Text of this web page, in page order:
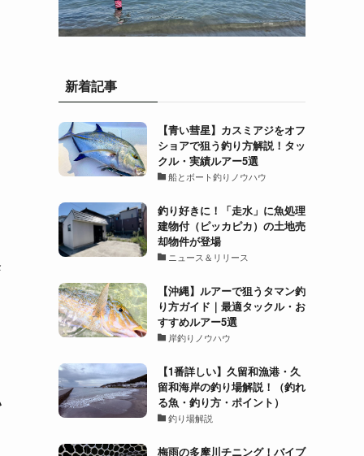
新着記事
【青い彗星】カスミアジをオフ
ショアで狙う釣り方解説！タッ
クル・実績ルアー5選
船とボート釣りノウハウ
釣り好きに！「走水」に魚処理
建物付（ピッカピカ）の土地売
却物件が登場
ニュース＆リリース
【沖縄】ルアーで狙うタマン釣
り方ガイド｜最適タックル・お
すすめルアー5選
岸釣りノウハウ
【1番詳しい】久留和漁港・久
留和海岸の釣り場解説！（釣れ
る魚・釣り方・ポイント）
釣り場解説
梅雨の多摩川チニング！バイブ